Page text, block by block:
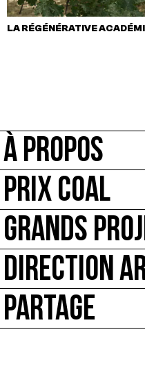
LA RÉGÉNÉRATIVE
À PROPOS
PRIX COAL
GRANDS
DIRECTION
PARTAGE